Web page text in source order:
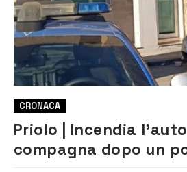
CRONACA
Priolo | Incendia
compagna dopo un